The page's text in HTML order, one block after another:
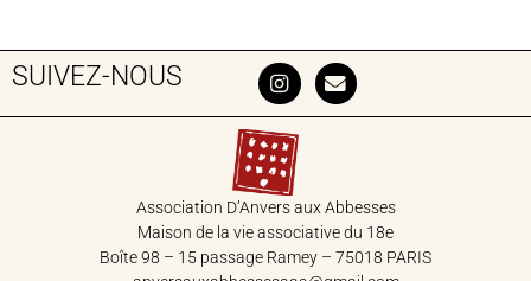
SUIVEZ-NOUS
Association D’Anvers aux Abbesses
Maison de la vie associative du 18‎e
Boîte 98 – 15 passage Ramey – 75018 PARIS